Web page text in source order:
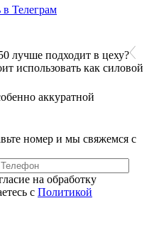
Телеграм
лучше подходит в цеху?
использовать как силовой
аккуратной
номер и мы свяжемся с
на обработку
с Политикой